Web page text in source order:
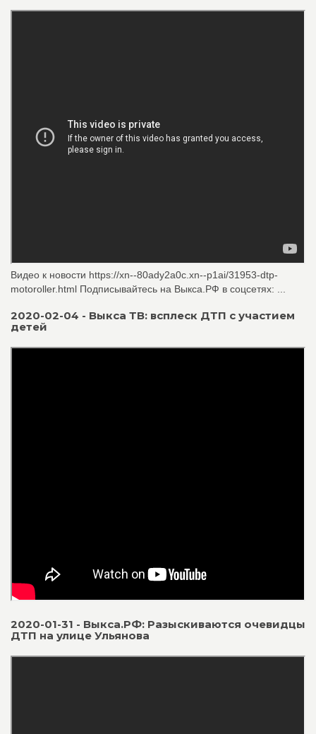
Видео к новости https://xn--80ady2a0c.xn--p1ai/31953-dtp-
motoroller.html Подписывайтесь на Выкса.РФ в соцсетях: ...
2020-02-04 - Выкса ТВ: всплеск ДТП с участием
детей
2020-01-31 - Выкса.РФ: Разыскиваются очевидцы
ДТП на улице Ульянова